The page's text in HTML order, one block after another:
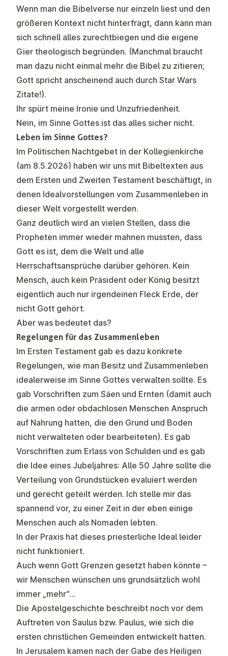
Wenn man die Bibelverse nur einzeln liest und den
größeren Kontext nicht hinterfragt, dann kann man
sich schnell alles zurechtbiegen und die eigene
Gier theologisch begründen. (Manchmal braucht
man dazu nicht einmal mehr die Bibel zu zitieren;
Gott spricht anscheinend auch durch Star Wars
Zitate!).
Ihr spürt meine Ironie und Unzufriedenheit.
Nein, im Sinne Gottes ist das alles sicher nicht.
Leben im Sinne Gottes?
Im Politischen Nachtgebet in der Kollegienkirche
(am 8.5.2026) haben wir uns mit Bibeltexten aus
dem Ersten und Zweiten Testament beschäftigt, in
denen Idealvorstellungen vom Zusammenleben in
dieser Welt vorgestellt werden.
Ganz deutlich wird an vielen Stellen, dass die
Propheten immer wieder mahnen mussten, dass
Gott es ist, dem die Welt und alle
Herrschaftsansprüche darüber gehören. Kein
Mensch, auch kein Präsident oder König besitzt
eigentlich auch nur irgendeinen Fleck Erde, der
nicht Gott gehört.
Aber was bedeutet das?
Regelungen für das Zusammenleben
Im Ersten Testament gab es dazu konkrete
Regelungen, wie man Besitz und Zusammenleben
idealerweise im Sinne Gottes verwalten sollte. Es
gab Vorschriften zum Säen und Ernten (damit auch
die armen oder obdachlosen Menschen Anspruch
auf Nahrung hatten, die den Grund und Boden
nicht verwalteten oder bearbeiteten). Es gab
Vorschriften zum Erlass von Schulden und es gab
die Idee eines Jubeljahres: Alle 50 Jahre sollte die
Verteilung von Grundstücken evaluiert werden
und gerecht geteilt werden. Ich stelle mir das
spannend vor, zu einer Zeit in der eben einige
Menschen auch als Nomaden lebten.
In der Praxis hat dieses priesterliche Ideal leider
nicht funktioniert.
Auch wenn Gott Grenzen gesetzt haben könnte –
wir Menschen wünschen uns grundsätzlich wohl
immer „mehr“…
Die Apostelgeschichte beschreibt noch vor dem
Auftreten von Saulus bzw. Paulus, wie sich die
ersten christlichen Gemeinden entwickelt hatten.
In Jerusalem kamen nach der Gabe des Heiligen